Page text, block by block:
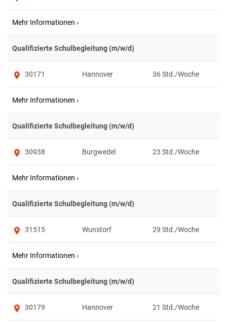
Qualifizierte Schulbegleitung (m/w/d)
30171 Hannover 36
Qualifizierte Schulbegleitung (m/w/d)
30938 Burgwedel 23
Qualifizierte Schulbegleitung (m/w/d)
31515 Wunstorf 29
Qualifizierte Schulbegleitung (m/w/d)
30179 Hannover 21